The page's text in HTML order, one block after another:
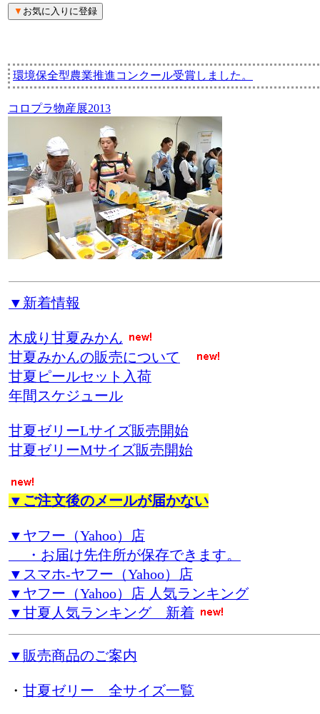
▼ お気に入りに登録
環境保全型農業推進コンクール受賞しました。
コロプラ物産展2013
▼新着情報
木成り甘夏みかん
甘夏みかんの販売について
甘夏ピールセット入荷
年間スケジュール
甘夏ゼリーLサイズ販売開始
甘夏ゼリーMサイズ販売開始
▼ご注文後のメールが届かない
▼ヤフー（Yahoo）店
・お届け先住所が保存できます。
▼スマホ-ヤフー（Yahoo）店
▼ヤフー（Yahoo）店 人気ランキング
▼甘夏人気ランキング 新着
▼販売商品のご案内
・ 甘夏ゼリー 全サイズ一覧